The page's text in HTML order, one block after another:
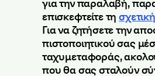
επισκεφτείτε τη
Για να ζητήσετε την
πιστοποιητικού σας
ταχυμεταφοράς,
που θα σας σταλούν